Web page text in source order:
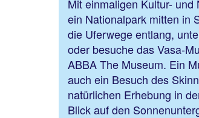
Mit einmaligen Kultur-
ein Nationalpark mitten in
die Uferwege entlang,
oder besuche das Vasa-
ABBA The Museum. Ein
auch ein Besuch des
natürlichen Erhebung in
Blick auf den